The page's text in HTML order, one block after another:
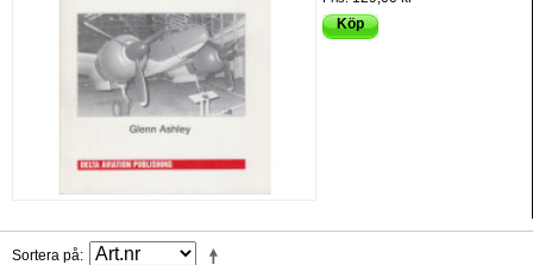
Köp
Sortera på